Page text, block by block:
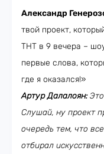
Александр
твой проект,
ТНТ в 9 вечера –
первые слова,
где я оказался!»
Артур Далалоян:
Слушай, ну проект
очередь тем, что
отбирал